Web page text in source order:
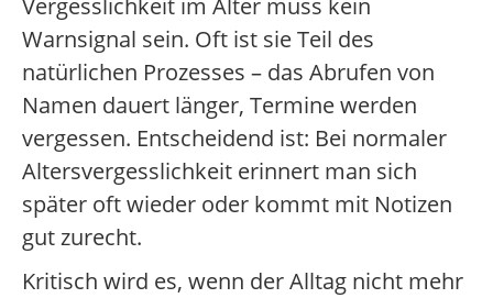
Vergesslichkeit im Alter muss kein
Warnsignal sein. Oft ist sie Teil des
natürlichen Prozesses – das Abrufen von
Namen dauert länger, Termine werden
vergessen. Entscheidend ist: Bei normaler
Altersvergesslichkeit erinnert man sich
später oft wieder oder kommt mit Notizen
gut zurecht.
Kritisch wird es, wenn der Alltag nicht mehr